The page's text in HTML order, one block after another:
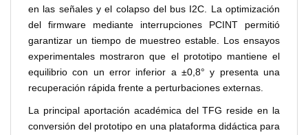
en las señales y el colapso del bus I2C. La optimización
del firmware mediante interrupciones PCINT permitió
garantizar un tiempo de muestreo estable. Los ensayos
experimentales mostraron que el prototipo mantiene el
equilibrio con un error inferior a ±0,8° y presenta una
recuperación rápida frente a perturbaciones externas.
La principal aportación académica del TFG reside en la
conversión del prototipo en una plataforma didáctica para